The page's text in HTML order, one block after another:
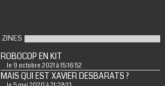
ZINES
ROBOCOP EN KIT
le 9 octobre 2021 à 15:16:52
MAIS QUI EST XAVIER DESBARATS ?